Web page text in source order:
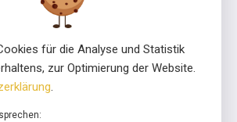
der Stiftung Pro Mente Sana, mitinitiiert und
Stiftung.
für die Analyse und Statistik
zur Optimierung der Website.